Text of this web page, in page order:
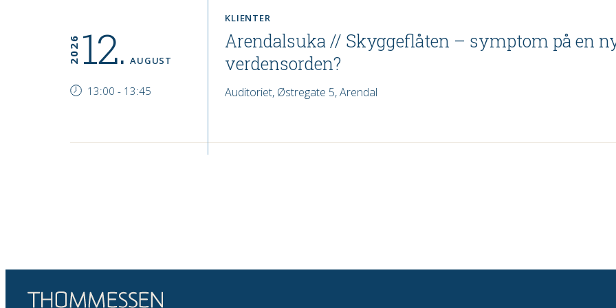
12. AUGUST
2026
13:00 - 13:45
KLIENTER
Arendalsuka // Skyggeflåten – symptom på en
verdensorden?
Auditoriet, Østregate 5, Arendal